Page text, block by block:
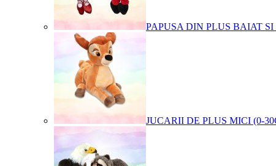
PAPUSA DIN PLUS BAIAT SI
JUCARII DE PLUS MICI (0-